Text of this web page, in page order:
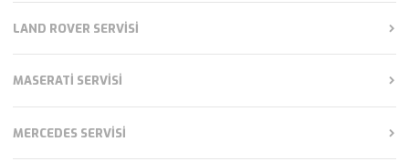
LAND ROVER SERVISI
MASERATI SERVISI
MERCEDES SERVISI